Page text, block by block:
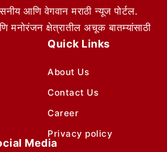
आणि वेगवान मराठी न्यूज पोर्टल.
मनोरंजन क्षेत्रातील अचूक बातम्यांसाठी
Quick Links
About Us
Contact Us
Career
Privacy policy
Media